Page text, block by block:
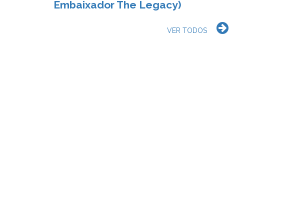
Embaixador The Legacy)
VER TODOS